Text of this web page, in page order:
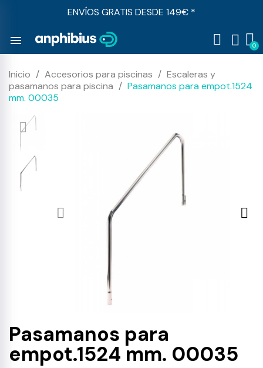
ENVÍOS GRATIS DESDE 149€ *
menu
Inicio Accesorios para piscinas
Escaleras y
pasamanos para piscina
Pasamanos para empot.1524
mm. 00035
Pasamanos para
empot.1524 mm. 00035